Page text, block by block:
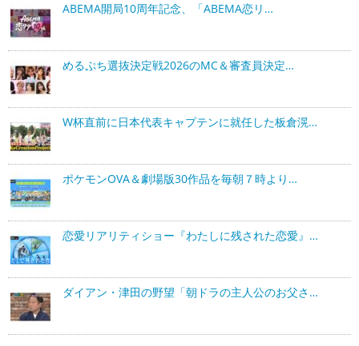
ABEMA開局10周年記念、「ABEMA恋リ…
めるぷち選抜決定戦2026のMC＆審査員決定…
W杯直前に日本代表キャプテンに就任した板倉滉…
ポケモンOVA＆劇場版30作品を毎朝７時より…
恋愛リアリティショー『わたしに残された恋愛』…
ダイアン・津田の野望「朝ドラの主人公のお父さ…